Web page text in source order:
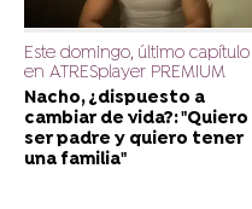
Este domingo, último capítulo
en ATRESplayer PREMIUM
Nacho, ¿dispuesto a
cambiar de vida?: "Quiero
ser padre y quiero tener
una familia"